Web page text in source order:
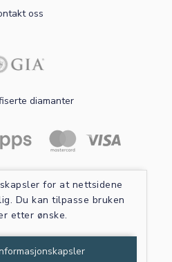
for at nettsidene
Du kan tilpasse bruken
etter ønske.
oss
diamanter
sikker betaling